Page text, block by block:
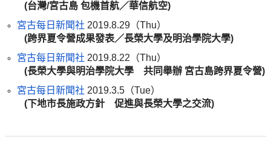
(台灣/宮古島 包機首航／華信航空)
宮古每日新聞社 2019.8.29（Thu）
(跨界夏令營成果發表／長榮大學及明治學院大學)
宮古每日新聞社 2019.8.22（Thu）
(長榮大學與明治學院大學 共同舉辦 宮古島跨界夏令營)
宮古每日新聞社 2019.3.5（Tue）
(下地市長施政方針 促進與長榮大學之交流)